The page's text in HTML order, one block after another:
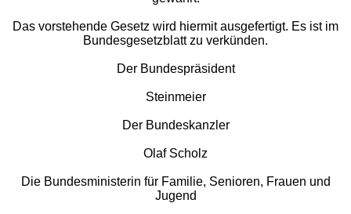
Das vorstehende Gesetz wird hiermit ausgefertigt. Es ist im
Bundesgesetzblatt zu verkünden.
Der Bundespräsident
Steinmeier
Der Bundeskanzler
Olaf Scholz
Die Bundesministerin für Familie, Senioren, Frauen und
Jugend